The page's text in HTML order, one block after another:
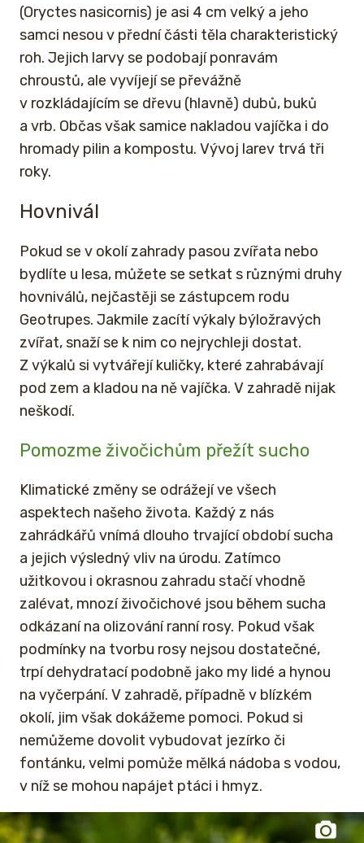
(Oryctes nasicornis) je asi 4 cm velký a jeho
samci nesou v přední části těla charakteristický
roh. Jejich larvy se podobají ponravám
chroustů, ale vyvíjejí se převážně
v rozkládajícím se dřevu (hlavně) dubů, buků
a vrb. Občas však samice nakladou vajíčka i do
hromady pilin a kompostu. Vývoj larev trvá tři
roky.
Hovnivál
Pokud se v okolí zahrady pasou zvířata nebo
bydlíte u lesa, můžete se setkat s různými druhy
hovniválů, nejčastěji se zástupcem rodu
Geotrupes. Jakmile zacítí výkaly býložravých
zvířat, snaží se k nim co nejrychleji dostat.
Z výkalů si vytvářejí kuličky, které zahrabávají
pod zem a kladou na ně vajíčka. V zahradě nijak
neškodí.
Pomozme živočichům přežít sucho
Klimatické změny se odrážejí ve všech
aspektech našeho života. Každý z nás
zahrádkářů vnímá dlouho trvající období sucha
a jejich výsledný vliv na úrodu. Zatímco
užitkovou i okrasnou zahradu stačí vhodně
zalévat, mnozí živočichové jsou během sucha
odkázaní na olizování ranní rosy. Pokud však
podmínky na tvorbu rosy nejsou dostatečné,
trpí dehydratací podobně jako my lidé a hynou
na vyčerpání. V zahradě, případně v blízkém
okolí, jim však dokážeme pomoci. Pokud si
nemůžeme dovolit vybudovat jezírko či
fontánku, velmi pomůže mělká nádoba s vodou,
v níž se mohou napájet ptáci i hmyz.